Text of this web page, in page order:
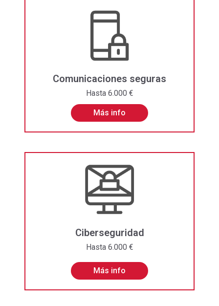
Comunicaciones seguras
Hasta 6.000 €
Más info
Ciberseguridad
Hasta 6.000 €
Más info